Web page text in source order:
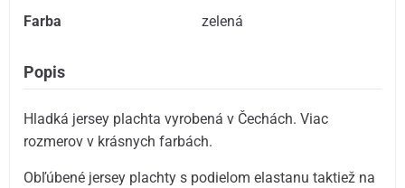
Farba zelená
Popis
Hladká jersey plachta vyrobená v Čechách. Viac
rozmerov v krásnych farbách.
Obľúbené jersey plachty s podielom elastanu taktiež na